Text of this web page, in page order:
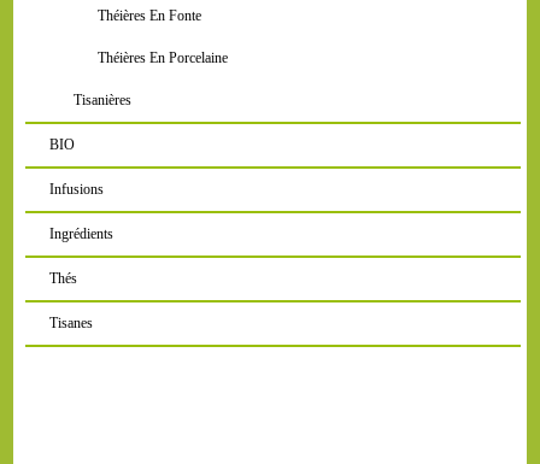
Théières En Fonte
Théières En Porcelaine
Tisanières
BIO
Infusions
Ingrédients
Thés
Tisanes